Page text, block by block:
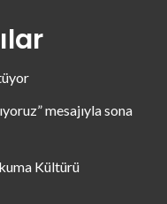
mesajıyla sona
Kültürü